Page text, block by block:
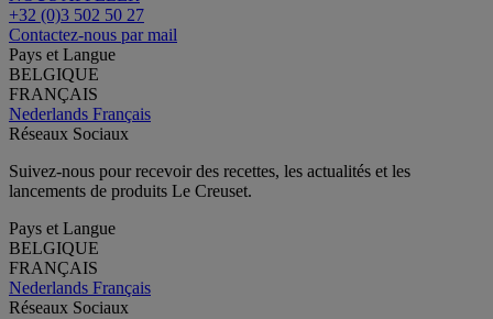
+32 (0)3 502 50 27
Contactez-nous par mail
Pays et Langue
BELGIQUE
FRANÇAIS
Nederlands Français
Réseaux Sociaux
Suivez-nous pour recevoir des recettes, les actualités et les
lancements de produits Le Creuset.
Pays et Langue
BELGIQUE
FRANÇAIS
Nederlands Français
Réseaux Sociaux